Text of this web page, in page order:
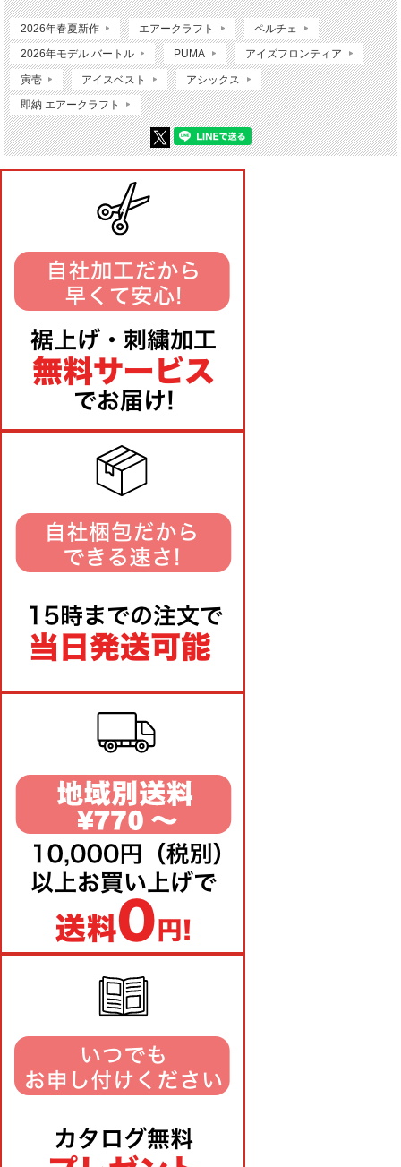
2026年春夏新作 エアークラフト ペルチェ
2026年モデル バートル PUMA アイズフロンティア
寅壱 アイスベスト アシックス
即納 エアークラフト